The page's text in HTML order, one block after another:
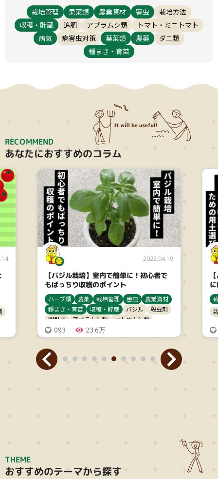
大テーマ 栽培管理
絞り込み
検索
リセット
栽培管理 果菜類 農業資材 害虫
栽培方法
収穫・貯蔵
追肥 アブラムシ類
トマト・ミニトマト
病気
病害虫対策 葉菜類 農薬
ダニ類
種まき・育苗
RECOMMEND
あなたにおすすめのコラム
2022.04.19
【バジル栽培】室内で簡単に！初心者で
もばっちり収穫のポイント
ハーブ類 農薬 栽培管理 害虫
農業資材
種まき・育苗
収穫・貯蔵 バジル
殺虫剤
間引き
アブラムシ類 ヨトウムシ類
093 23.6万
THEME
おすすめのテーマから探す